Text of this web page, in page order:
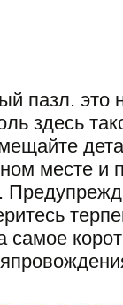
пазл. это
здесь
месте и
самое